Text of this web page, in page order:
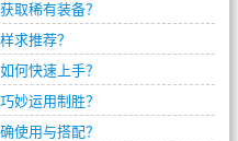
取稀有装备？
求推荐？
何快速上手？
妙运用制胜？
使用与搭配？